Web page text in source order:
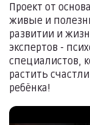
Проект от
живые и
развитии и
экспертов -
специалистов,
растить
ребёнка!